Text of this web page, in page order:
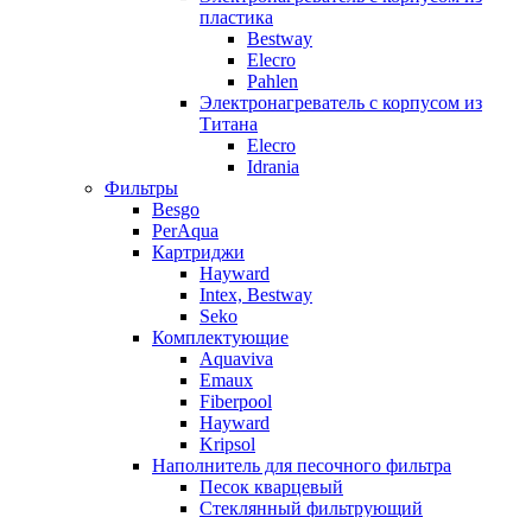
пластика
Bestway
Elecro
Pahlen
Электронагреватель с корпусом из
Титана
Elecro
Idrania
Фильтры
Besgo
PerAqua
Картриджи
Hayward
Intex, Bestway
Seko
Комплектующие
Aquaviva
Emaux
Fiberpool
Hayward
Kripsol
Наполнитель для песочного фильтра
Песок кварцевый
Стеклянный фильтрующий